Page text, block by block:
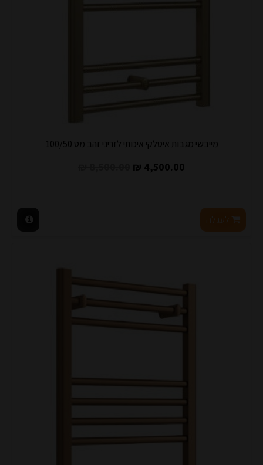
מייבשי מגבות איטלקי איכותי לזריני זהב מט 100/50
4,500.00 ₪
לעגלה